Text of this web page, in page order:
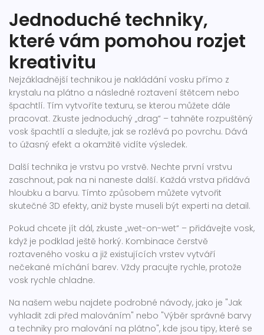
Jednoduché techniky,
které vám pomohou rozjet
kreativitu
Nejzákladnější technikou je nakládání vosku přímo z
krystalu na plátno a následné roztavení štětcem nebo
špachtlí. Tím vytvoříte texturu, se kterou můžete dále
pracovat. Zkuste jednoduchý „drag“ – tahněte rozpuštěný
vosk špachtlí a sledujte, jak se rozlévá po povrchu. Dává
to úžasný efekt a okamžitě vidíte výsledek.
Další technika je vrstvu po vrstvě. Nechte první vrstvu
zaschnout, pak na ni naneste další. Každá vrstva přidává
hloubku a barvu. Tímto způsobem můžete vytvořit
skutečné 3D efekty, aniž byste museli být experti na detail.
Pokud chcete jít dál, zkuste „wet-on-wet“ – přidávejte vosk,
když je podklad ještě horký. Kombinace čerstvě
roztaveného vosku a již existujících vrstev vytváří
nečekané míchání barev. Vždy pracujte rychle, protože
vosk rychle chladne.
Na našem webu najdete podrobné návody, jako je "Jak
vyhladit zdi před malováním" nebo "Výběr správné barvy
a techniky pro malování na plátno", kde jsou tipy, které se